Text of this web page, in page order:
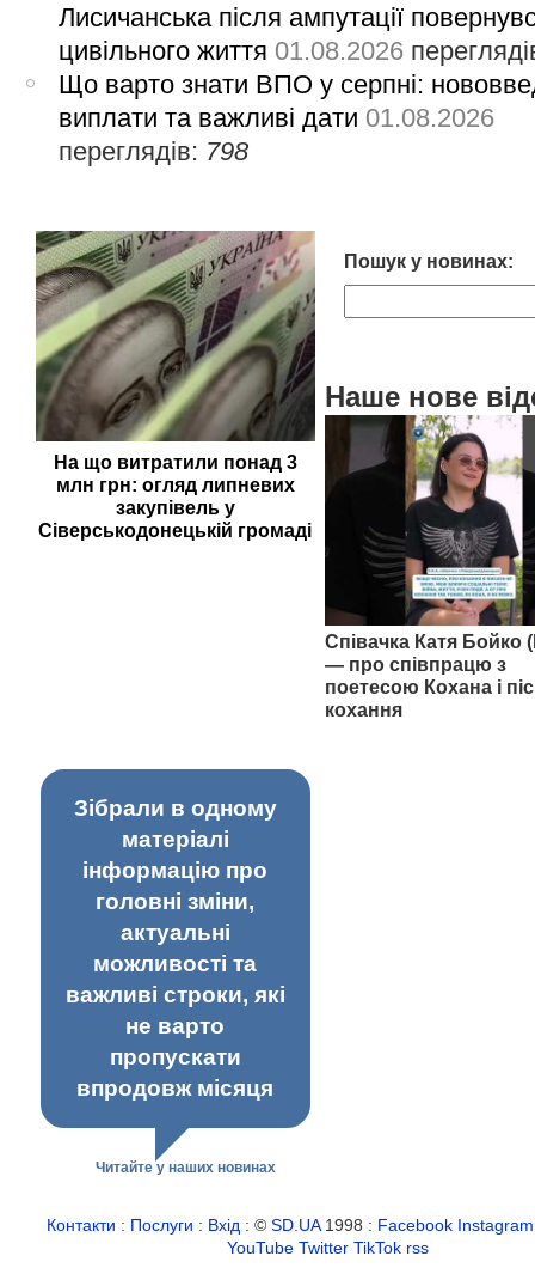
Лисичанська після ампутації
цивільного життя 01.08.2026
Що варто знати ВПО у серпні:
виплати та важливі дати 01.08.2026
переглядів: 798
На що витратили понад 3
млн грн: огляд липневих
закупівель у
Сіверськодонецькій громаді
Пошук у новинах:
Наше нове
Співачка Катя Бойко
— про співпрацю з
поетесою Кохана і
кохання
Зібрали в одному
матеріалі
інформацію про
головні зміни,
актуальні
можливості та
важливі строки, які
не варто
пропускати
впродовж місяця
Читайте у наших новинах
Контакти : Послуги : Вхід : ©SD.UA1998 : Facebook Instagram
YouTube Twitter TikTok rss